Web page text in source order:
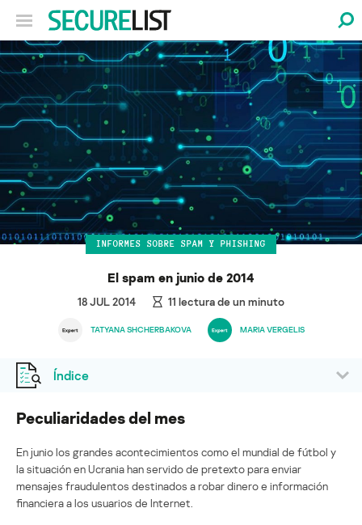
INFORMES SOBRE SPAM Y PHISHING
El spam en junio de 2014
18 JUL 2014 11 lectura de un minuto
TATYANA SHCHERBAKOVA MARIA VERGELIS
Índice
Peculiaridades del mes
En junio los grandes acontecimientos como el mundial de fútbol y
la situación en Ucrania han servido de pretexto para enviar
mensajes fraudulentos destinados a robar dinero e información
financiera a los usuarios de Internet.